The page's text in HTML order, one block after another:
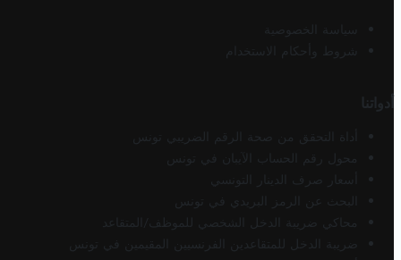
سياسة الخصوصية
شروط وأحكام الاستخدام
أدواتنا
أداة التحقق من صحة الرقم الضريبي تونس
محول رقم الحساب الآيبان في تونس
أسعار صرف الدينار التونسي
البحث عن الرمز البريدي في تونس
محاكي ضريبة الدخل الشخصي للموظف/المتقاعد
ضريبة الدخل للمتقاعدين الفرنسيين المقيمين في تونس